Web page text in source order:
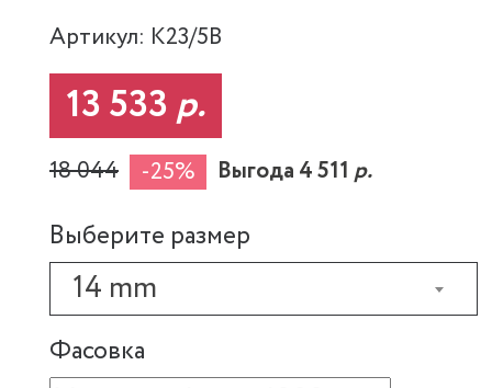
Артикул: K23/5B
13 533 р.
18 044 -25% Выгода 4 511р.
Выберите размер
14 mm
Фасовка